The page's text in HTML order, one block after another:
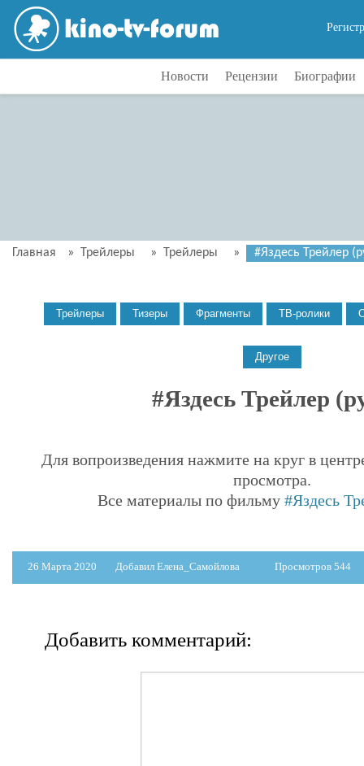
Новости Рецензии Биографии
Главная » Трейлеры » Трейлеры » #Яздесь Трейлер
#Яздесь Трейлер
Для вопроизведения нажмите на круг в
просмотра.
Все материалы по фильму #Яздесь
26 Марта 2020 Добавил Елена_Самойлова Просмотров 544
Добавить комментарий: